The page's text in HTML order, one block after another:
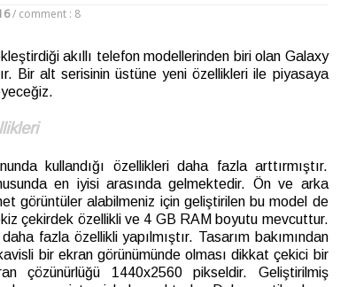
/ comment : 8
akıllı telefon modellerinden biri olan Galaxy
Bir alt serisinin üstüne yeni özellikleri ile piyasaya
kullandığı özellikleri daha fazla arttırmıştır.
en iyisi arasında gelmektedir. Ön ve arka
görüntüler alabilmeniz için geliştirilen bu model de
çekirdek özellikli ve 4 GB RAM boyutu mevcuttur.
fazla özellikli yapılmıştır. Tasarım bakımından
bir ekran görünümünde olması dikkat çekici bir
çözünürlüğü 1440x2560 pikseldir. Geliştirilmiş